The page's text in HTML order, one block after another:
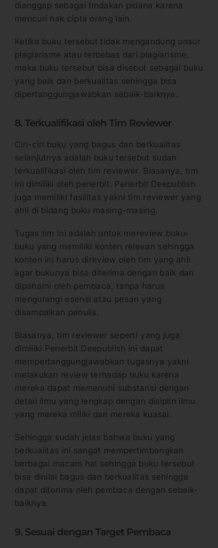
dianggap sebagai tindakan pidana karena
mencuri hak cipta orang lain.
Ketika buku tersebut tidak mengandung unsur
plagiarisme atau terbebas dari plagiarisme,
maka buku tersebut bisa disebut sebagai buku
yang baik dan berkualitas sehingga bisa
dipertanggungjawabkan sebaik-baiknya.
8. Terkualifikasi oleh Tim Reviewer
Ciri-ciri buku yang bagus dan berkualitas
selanjutnya adalah buku tersebut sudah
terkualifikasi oleh tim reviewer. Biasanya, tim
ini dimiliki oleh penerbit. Penerbit Deepublish
juga memiliki fasilitas yakni tim reviewer yang
ahli di bidang buku masing-masing.
Tugas tim ini adalah untuk mereview buku-
buku yang memiliki konten relevan sehingga
konten ini harus direview oleh tim yang ahli
agar bukunya bisa diterima dengan baik dan
dipahami oleh pembaca, tanpa harus
mengurangi esensi atau pesan yang
disampaikan penulis.
Biasanya, tim reviewer seperti yang juga
dimiliki Penerbit Deepublish ini dapat
mempertanggungjawabkan tugasnya yakni
melakukan review terhadap buku karena
mereka dapat memenuhi substansi dengan
detail ilmu yang lengkap dengan disiplin ilmu
yang mereka miliki dan mereka kuasai.
Sehingga sudah jelas bahwa buku yang
berkualitas ini sangat mempertimbangkan
berbagai macam hal sehingga buku tersebut
bisa dinilai bagus dan berkualitas sehingga
dapat diterima oleh pembaca dengan sebaik-
baiknya.
9. Sesuai dengan Target Pembaca